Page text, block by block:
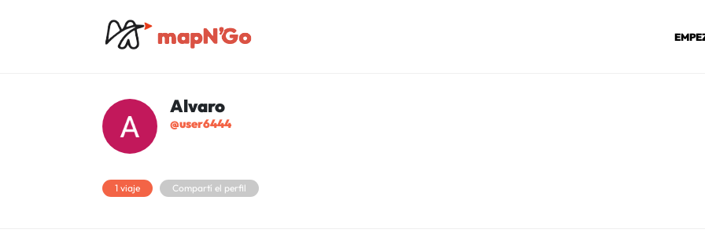
Alvaro
@user6444
1 viaje Compartí el perfil